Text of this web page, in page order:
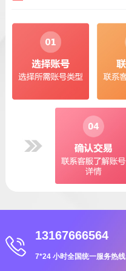
13167666564
7*24 小时全国统一服务热线